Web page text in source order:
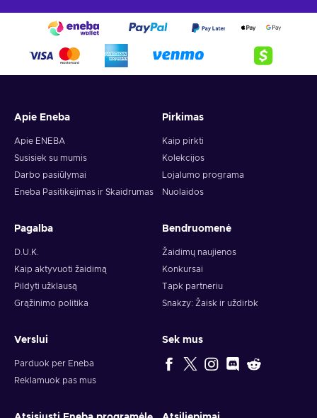
Apie Eneba
Apie ENEBA
Susisiek su mumis
Darbo pasiūlymai
Eneba Pasitikėjimas ir Skaidrumas
Pirkimas
Kaip pirkti
Kolekcijos
Lojalumo programa
Nuolaidos
Pagalba
D.U.K.
Kaip aktyvuoti žaidimą
Pildyti užklausą
Grąžinimo politika
Bendruomenė
Žaidimų naujienos
Konkursai
Tapk partneriu
Snakzy: Žaisk ir uždirbk
Verslui
Parduok per Eneba
Reklamuok pas mus
Sek mus